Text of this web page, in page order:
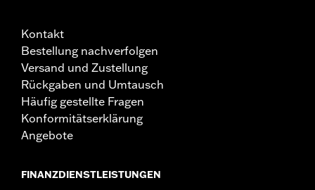
Kontakt
Bestellung nachverfolgen
Versand und Zustellung
Rückgaben und Umtausch
Häufig gestellte Fragen
Konformitätserklärung
Angebote
FINANZDIENSTLEISTUNGEN